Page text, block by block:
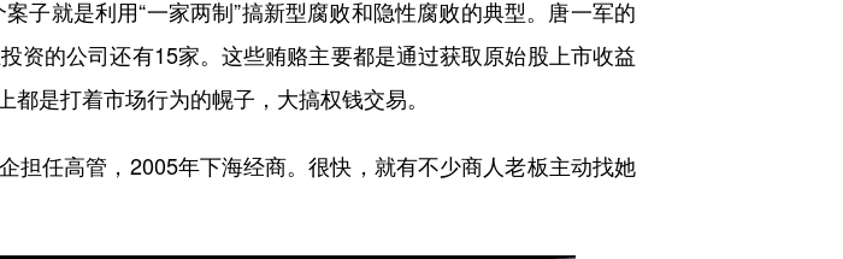
就是利用“一家两制”搞新型腐败和隐性腐败的典型。唐一军的
资的公司还有15家。这些贿赂主要都是通过获取原始股上市收益
是打着市场行为的幌子，大搞权钱交易。
任高管，2005年下海经商。很快，就有不少商人老板主动找她